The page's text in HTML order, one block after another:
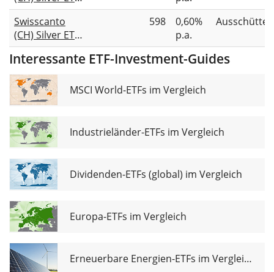
EA USD
Swisscanto
(CH) Silver ETF
EA EUR
598
0,60%
p.a.
Interessante ETF-Investment-Guides
MSCI World-ETFs im Vergleich
Industrieländer-ETFs im Vergleich
Dividenden-ETFs (global) im Vergleich
Europa-ETFs im Vergleich
Erneuerbare Energien-ETFs im Vergleich